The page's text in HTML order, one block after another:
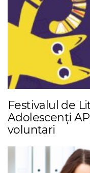
Festivalul de
Adolescenți
voluntari